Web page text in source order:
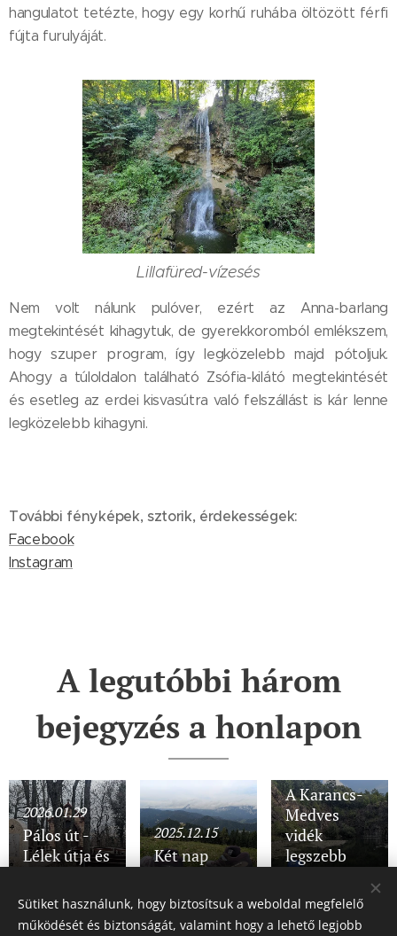
hangulatot tetézte, hogy egy korhű ruhába öltözött férfi
fújta furulyáját.
Lillafüred-vízesés
Nem volt nálunk pulóver, ezért az Anna-barlang
megtekintését kihagytuk, de gyerekkoromból emlékszem,
hogy szuper program, így legközelebb majd pótoljuk.
Ahogy a túloldalon található Zsófia-kilátó megtekintését
és esetleg az erdei kisvasútra való felszállást is kár lenne
legközelebb kihagyni.
További fényképek, sztorik, érdekességek:
Facebook
Instagram
A legutóbbi három
bejegyzés a honlapon
2026.01.29
Pálos út -
Lélek útja és
2025.12.15
Két nap
A Karancs-
Medves
vidék
legszebb
Sütiket használunk, hogy biztosítsuk a weboldal megfelelő
működését és biztonságát, valamint hogy a lehető legjobb